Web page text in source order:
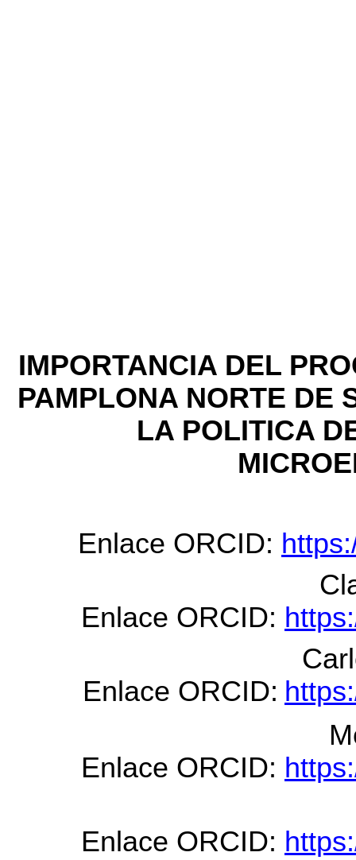
IMPORTANCIA DEL
PAMPLONA NORTE DE
LA POLITICA
Enlace ORCID:
Enlace ORCID:
Enlace ORCID:
Enlace ORCID:
Enlace ORCID: